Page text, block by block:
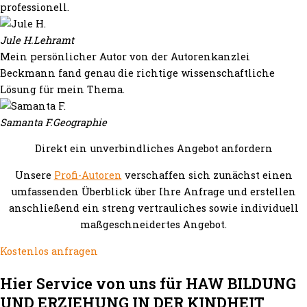
professionell.
Jule H.Lehramt
Mein persönlicher Autor von der Autorenkanzlei
Beckmann fand genau die richtige wissenschaftliche
Lösung für mein Thema.
Samanta F.Geographie
Direkt ein unverbindliches Angebot anfordern
Unsere Profi-Autoren verschaffen sich zunächst einen
umfassenden Überblick über Ihre Anfrage und erstellen
anschließend ein streng vertrauliches sowie individuell
maßgeschneidertes Angebot.
Kostenlos anfragen
Hier Service von uns für HAW BILDUNG
UND ERZIEHUNG IN DER KINDHEIT